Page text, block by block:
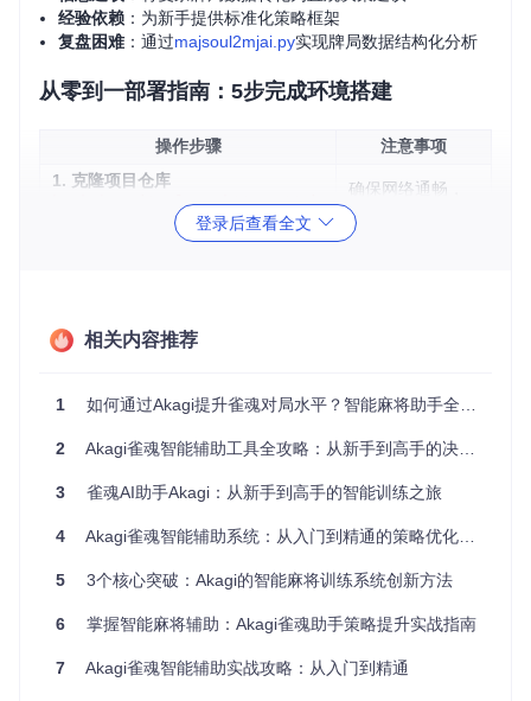
经验依赖 ：为新手提供标准化策略框架
复盘困难：通过majsoul2mjai.py实现牌局数据结构化分析
从零到一部署指南：5步完成环境搭建
操作步骤
注意事项
1. 克隆项目仓库
bash<br>git clone https://gi
tcode.com/gh_mirrors/ak/Akag
i<br>cd Akagi<br>
确保网络通畅，
仓库大小约200M
B
- Mac：终端执行
bash scripts/install_akagi.c
3. 配置AI模型文件
到
模型文件需单独
获取，大小约800
MB
根据安装脚本提示完成证书信任配置
证书用于游戏数
据捕获，必须通
过系统安全验证
5. 启动应用程序
或
首次启动会自动
生成默认配置文
件
登录后查看全文
相关内容推荐
1 如何通过Akagi提升雀魂对局水平？智能麻将助手全攻略
2 Akagi雀魂智能辅助工具全攻略：从新手到高手的决策增强指南
3 雀魂AI助手Akagi：从新手到高手的智能训练之旅
4 Akagi雀魂智能辅助系统：从入门到精通的策略优化指南
5 3个核心突破：Akagi的智能麻将训练系统创新方法
6 掌握智能麻将辅助：Akagi雀魂助手策略提升实战指南
7 Akagi雀魂智能辅助实战攻略：从入门到精通